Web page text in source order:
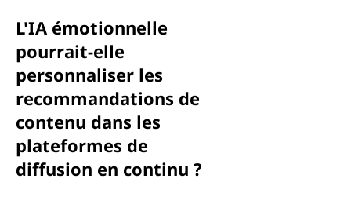
L'IA émotionnelle
pourrait-elle
personnaliser les
recommandations de
contenu dans les
plateformes de
diffusion en continu ?